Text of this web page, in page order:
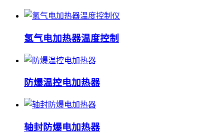
氢气电加热器温度控制
防爆温控电加热器
轴封防爆电加热器